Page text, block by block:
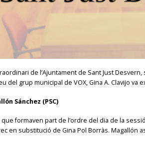
de l’Ajuntament de Sant Just
del grup municipal de VOX, Gina A. Clavijo va
Sánchez (PSC)
formaven part de l’ordre del dia de la
en substitució de Gina Pol Borràs. Magallón